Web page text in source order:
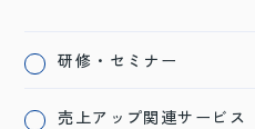
研修・セミナー
売上アップ関連サービス